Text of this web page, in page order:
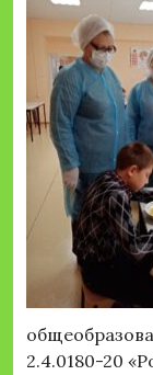
2.4.0180-20